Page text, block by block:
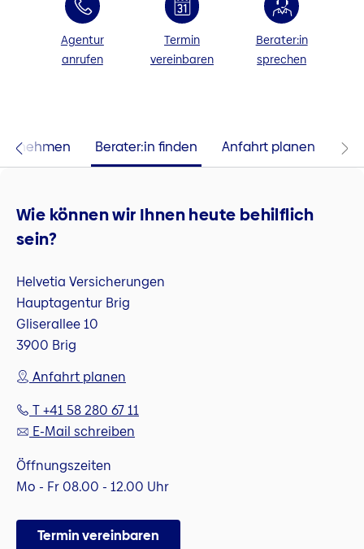
Agentur
anrufen
Termin
vereinbaren
Berater:in
sprechen
Berater:in finden Anfahrt planen
Wie können wir Ihnen heute behilflich
sein?
Helvetia Versicherungen
Hauptagentur Brig
Gliserallee 10
3900 Brig
Anfahrt planen
T +41 58 280 67 11
E-Mail schreiben
Öffnungszeiten
Mo - Fr 08.00 - 12.00 Uhr
Termin vereinbaren